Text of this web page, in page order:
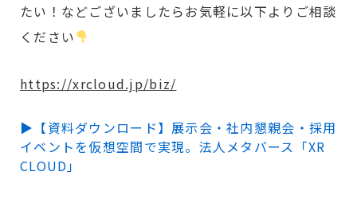
たい！などございましたらお気軽に以下よりご相談
ください
https://xrcloud.jp/biz/
▶【資料ダウンロード】展示会・社内懇親会・採用
イベントを仮想空間で実現。法人メタバース「XR
CLOUD」